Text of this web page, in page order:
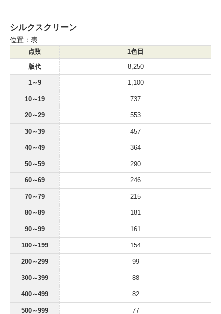
シルクスクリーン
位置：表
点数 1色目
版代 8,250
1～9 1,100
10～19 737
20～29 553
30～39 457
40～49 364
50～59 290
60～69 246
70～79 215
80～89 181
90～99 161
100～199 154
200～299 99
300～399 88
400～499 82
500～999 77